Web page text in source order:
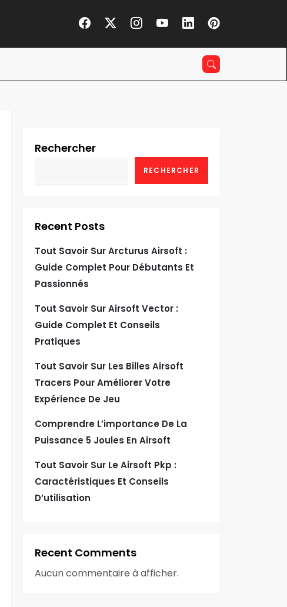
Rechercher
RECHERCHER
Recent Posts
Tout Savoir Sur Arcturus Airsoft :
Guide Complet Pour Débutants Et
Passionnés
Tout Savoir Sur Airsoft Vector :
Guide Complet Et Conseils
Pratiques
Tout Savoir Sur Les Billes Airsoft
Tracers Pour Améliorer Votre
Expérience De Jeu
Comprendre L’importance De La
Puissance 5 Joules En Airsoft
Tout Savoir Sur Le Airsoft Pkp :
Caractéristiques Et Conseils
D’utilisation
Recent Comments
Aucun commentaire à afficher.